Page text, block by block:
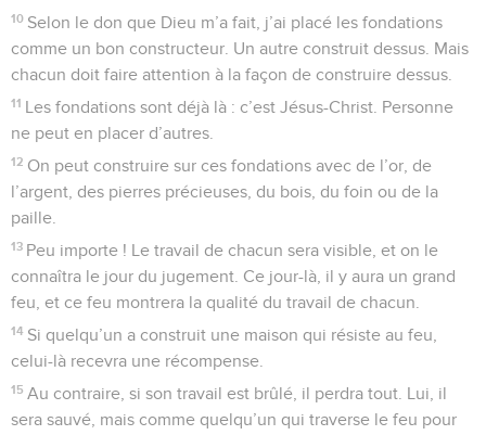
10 Selon le don que Dieu m’a fait, j’ai placé les fondations
comme un bon constructeur. Un autre construit dessus. Mais
chacun doit faire attention à la façon de construire dessus.
11 Les fondations sont déjà là : c’est Jésus-Christ. Personne
ne peut en placer d’autres.
12 On peut construire sur ces fondations avec de l’or, de
l’argent, des pierres précieuses, du bois, du foin ou de la
paille.
13 Peu importe ! Le travail de chacun sera visible, et on le
connaîtra le jour du jugement. Ce jour-là, il y aura un grand
feu, et ce feu montrera la qualité du travail de chacun.
14 Si quelqu’un a construit une maison qui résiste au feu,
celui-là recevra une récompense.
15 Au contraire, si son travail est brûlé, il perdra tout. Lui, il
sera sauvé, mais comme quelqu’un qui traverse le feu pour